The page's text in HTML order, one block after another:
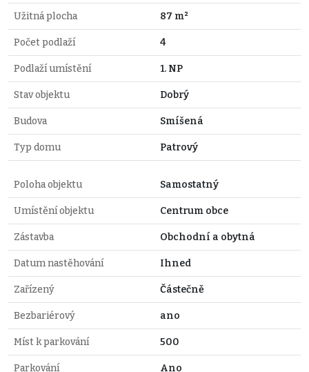
Užitná plocha 87 m²
Počet podlaží 4
Podlaží umístění 1. NP
Stav objektu Dobrý
Budova Smíšená
Typ domu Patrový
Poloha objektu Samostatný
Umístění objektu Centrum obce
Zástavba Obchodní a obytná
Datum nastěhování Ihned
Zařízený Částečně
Bezbariérový ano
Míst k parkování 500
Parkování Ano